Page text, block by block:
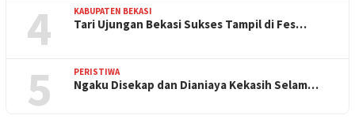
4 KABUPATEN BEKASI
Tari Ujungan Bekasi Sukses Tampil di Fes…
5 PERISTIWA
Ngaku Disekap dan Dianiaya Kekasih Selam…